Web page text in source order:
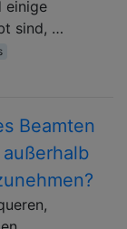
einige
sind, …
Beamten